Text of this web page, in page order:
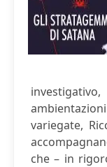
variegate,
che – in